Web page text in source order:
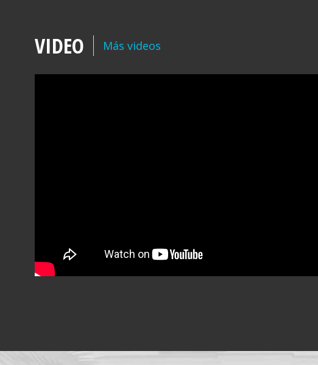
VIDEO Más videos